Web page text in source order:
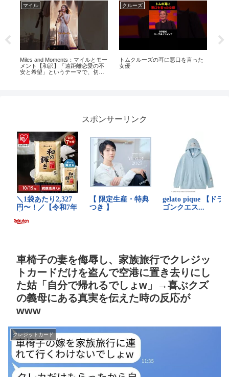
マイル
Miles and Moments：マイルとモー
メント【和訳】「遠距離恋愛の不
安と希望」というテーマで、切な
クルーズ
トムクルーズの耳に悪口を言った
女優
スポンサーリンク
車椅子の妻を侮辱し、家族旅行でクレジッ
トカードだけを盗んで空港に置き去りにし
た姑「自分で帰れるでしょw」→喜ぶクズ
の義母にある真実を伝えた時の反応が
www
クレジットカード